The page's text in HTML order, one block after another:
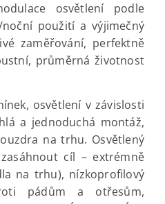
osvětlení podle
použití a výjimečný
zaměřování, perfektně
průměrná životnost
osvětlení v závislosti
a jednoduchá montáž,
na trhu. Osvětlený
cíl – extrémně
na trhu), nízkoprofilový
pádům a otřesům,